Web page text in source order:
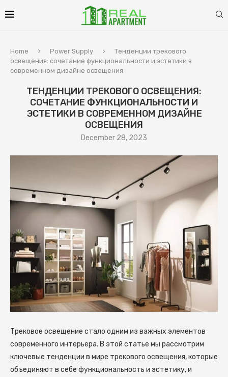
Home Power Supply
Тенденции трекового
освещения: сочетание функциональности и эстетики в
современном дизайне освещения
ТЕНДЕНЦИИ ТРЕКОВОГО ОСВЕЩЕНИЯ:
СОЧЕТАНИЕ ФУНКЦИОНАЛЬНОСТИ И
ЭСТЕТИКИ В СОВРЕМЕННОМ ДИЗАЙНЕ
ОСВЕЩЕНИЯ
December 28, 2023
Трековое освещение стало одним из важных элементов
современного интерьера. В этой статье мы рассмотрим
ключевые тенденции в мире трекового освещения, которые
объединяют в себе функциональность и эстетику, и